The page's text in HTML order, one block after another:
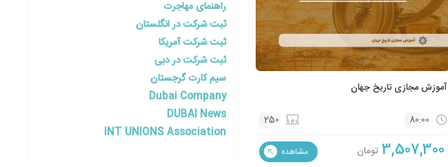
آموزش مجازی تاریخ جهان
80:00
250
3,507,300 تومان مشاهده
راهنمای مهاجرت
ثبت شرکت در انگلستان
ثبت شرکت آمریکا
ثبت شرکت در دبی
سیم کارت گرجستان
Dubai Company
DUBAI News
INT UNIONS Association